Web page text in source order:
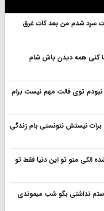
سرد شدم من بعد کات غرق
کنی همه دیدن باش شام
توی فالت مهم نیست برام
نیستش نتونستی بام زندگی
الکی منو تو این دنیا فقط تو
نداشتی بگو شب میموندی